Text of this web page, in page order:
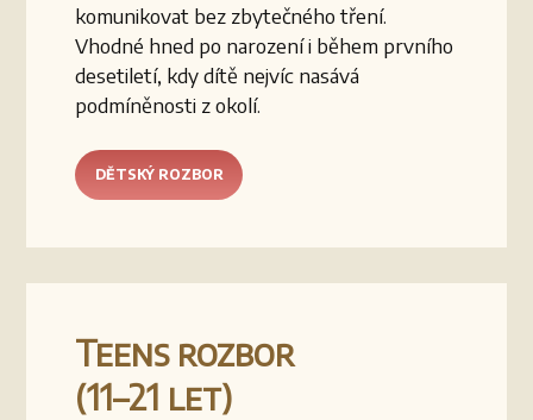
komunikovat bez zbytečného tření.
Vhodné hned po narození i během prvního
desetiletí, kdy dítě nejvíc nasává
podmíněnosti z okolí.
DĚTSKÝ ROZBOR
Teens rozbor
(11–21 let)